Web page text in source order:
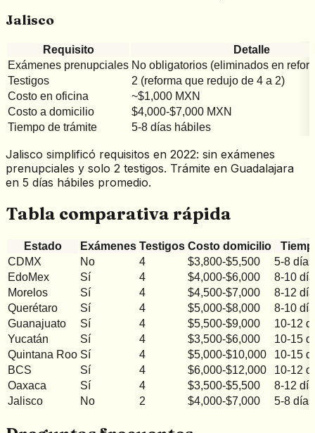
Jalisco
Requisito
Detalle
Exámenes prenupciales No obligatorios (eliminados en
Testigos
2 (reforma que redujo de 4 a 2)
Costo en oficina
~$1,000 MXN
Costo a domicilio
$4,000-$7,000 MXN
Tiempo de trámite
5-8 días hábiles
Jalisco simplificó requisitos en 2022: sin exámenes
prenupciales y solo 2 testigos. Trámite en Guadalajara
en 5 días hábiles promedio.
Tabla comparativa rápida
Estado Exámenes Testigos Costo domicilio
CDMX
No 4 $3,800-$5,500
5-8 días
EdoMex
Sí 4 $4,000-$6,000
8-10
Morelos
Sí 4 $4,500-$7,000
8-12
Querétaro
Sí 4 $5,000-$8,000
8-10
Guanajuato
Sí 4 $5,500-$9,000
10-12
Yucatán
Sí 4 $3,500-$6,000
10-15
Quintana Roo Sí 4 $5,000-$10,000
10-15
BCS
Sí 4 $6,000-$12,000
10-12
Oaxaca
Sí 4 $3,500-$5,500
8-12
Jalisco
No 2 $4,000-$7,000 5-8 días